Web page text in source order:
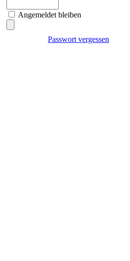
Angemeldet bleiben
Passwort vergessen